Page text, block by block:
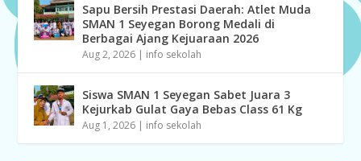
Sapu Bersih Prestasi Daerah: Atlet Muda
SMAN 1 Seyegan Borong Medali di
Berbagai Ajang Kejuaraan 2026
Aug 2, 2026 | info sekolah
Siswa SMAN 1 Seyegan Sabet Juara 3
Kejurkab Gulat Gaya Bebas Class 61 Kg
Aug 1, 2026 | info sekolah